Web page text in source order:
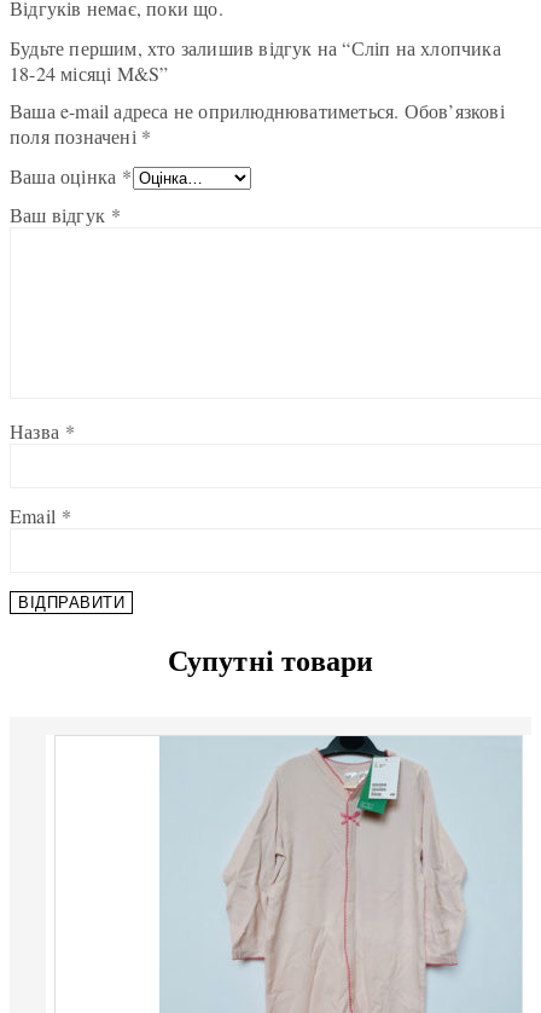
Відгуків немає, поки що.
Будьте першим, хто залишив відгук на “Сліп на хлопчика
18-24 місяці M&S”
Ваша e-mail адреса не оприлюднюватиметься. Обов’язкові
поля позначені *
Ваша оцінка *
Ваш відгук *
Назва *
Email *
Супутні товари